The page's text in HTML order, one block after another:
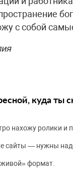
с собой
куда ты
нахожу ролики и
сайты — нужны
формат.